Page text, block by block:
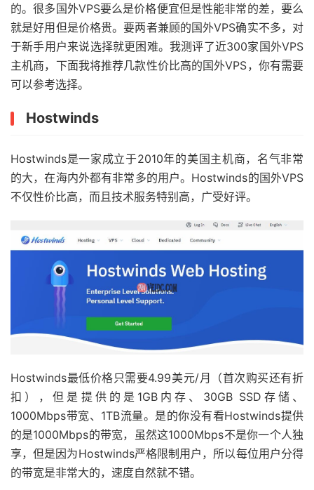
的。很多国外VPS要么是价格便宜但是性能非常的差，要么
就是好用但是价格贵。要两者兼顾的国外VPS确实不多，对
于新手用户来说选择就更困难。我测评了近300家国外VPS
主机商，下面我将推荐几款性价比高的国外VPS，你有需要
可以参考选择。
Hostwinds
Hostwinds是一家成立于2010年的美国主机商，名气非常
的大，在海内外都有非常多的用户。Hostwinds的国外VPS
不仅性价比高，而且技术服务特别高，广受好评。
Hostwinds最低价格只需要4.99美元/月（首次购买还有折
扣），但是提供的是1GB内存、30GB SSD存储、
1000Mbps带宽、1TB流量。是的你没有看Hostwinds提供
的是1000Mbps的带宽，虽然这1000Mbps不是你一个人独
享，但是因为Hostwinds严格限制用户，所以每位用户分得
的带宽是非常大的，速度自然就不错。